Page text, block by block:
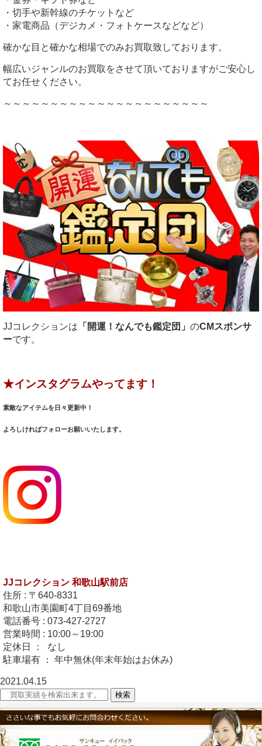
・切手や新幹線のチケットなど
・家電商品（デジカメ・フォトケースなどなど）
確かな目と確かな相場でのみお買取致しております。
幅広いジャンルのお買取をさせて頂いておりますがご安心し
てお任せください。
～～～～～～～～～～～～～～～～～～～～～～
JJコレクションは 「開運！なんでも鑑定団」 のCMスポンサ
ーです。
★インスタグラムやってます！
素敵なアイテムを日々更新中！
よろしければフォローお願いいたします。
JJコレクション 和歌山駅前店
住所 : 〒640-8331
和歌山市美園町4丁目69番地
電話番号 : 073-427-2727
営業時間 : 10:00～19:00
定休日 ： なし
駐車場有 ： 年中無休(年末年始はお休み)
2021.04.15